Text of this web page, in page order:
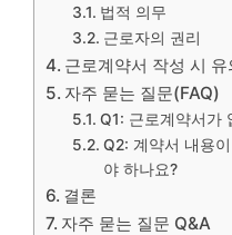
법적 의무
근로자의 권리
근로계약서 작성 시
자주 묻는 질문(FAQ)
Q1: 근로계약서가
Q2: 계약서 내용
야 하나요?
결론
자주 묻는 질문 Q&A